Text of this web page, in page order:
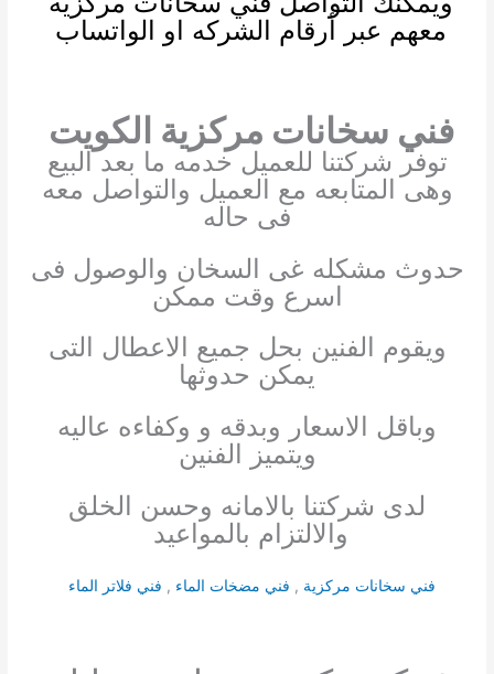
معهم عبر أرقام الشركه او الواتساب
فني سخانات مركزية الكويت
توفر شركتنا للعميل خدمه ما بعد البيع
وهى المتابعه مع العميل والتواصل معه
فى حاله
حدوث مشكله غى السخان والوصول فى
اسرع وقت ممكن
ويقوم الفنين بحل جميع الاعطال التى
يمكن حدوثها
وباقل الاسعار وبدقه و وكفاءه عاليه
ويتميز الفنين
لدى شركتنا بالامانه وحسن الخلق
والالتزام بالمواعيد
فني سخانات مركزية , فني مضخات الماء , فني فلاتر الماء